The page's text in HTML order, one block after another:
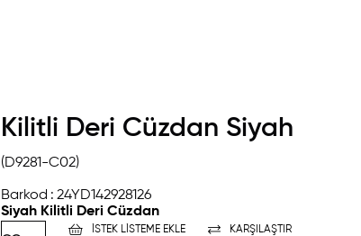
Kilitli Deri Cüzdan Siyah
(D9281-C02)
Barkod : 24YD142928126
Siyah Kilitli Deri Cüzdan
İSTEK LISTEME EKLE KARŞILAŞTIR